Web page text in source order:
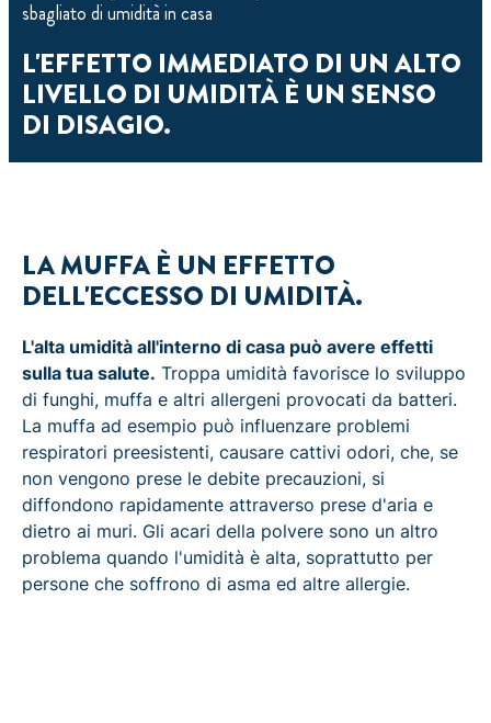
sbagliato di umidità in casa
L'EFFETTO IMMEDIATO DI UN ALTO
LIVELLO DI UMIDITÀ È UN SENSO
DI DISAGIO.
LA MUFFA È UN EFFETTO
DELL'ECCESSO DI UMIDITÀ.
L'alta umidità all'interno di casa può avere effetti
sulla tua salute. Troppa umidità favorisce lo sviluppo
di funghi, muffa e altri allergeni provocati da batteri.
La muffa ad esempio può influenzare problemi
respiratori preesistenti, causare cattivi odori, che, se
non vengono prese le debite precauzioni, si
diffondono rapidamente attraverso prese d'aria e
dietro ai muri. Gli acari della polvere sono un altro
problema quando l'umidità è alta, soprattutto per
persone che soffrono di asma ed altre allergie.